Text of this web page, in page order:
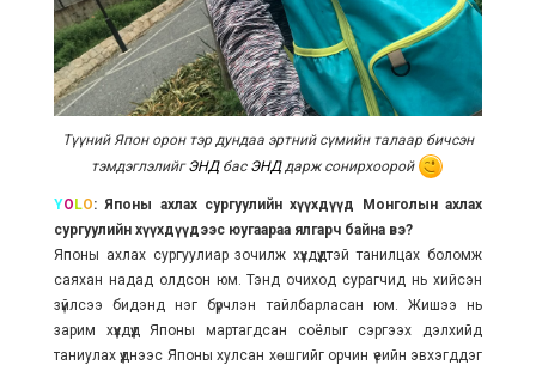
Түүний Япон орон тэр дундаа эртний сүмийн талаар бичсэн
тэмдэглэлийгЭНДбас ЭНДдарж сонирхоорой
YO LO: Японы ахлах сургуулийн хүүхдүүд Монголын ахлах
сургуулийн хүүхдүүдээс юугаараа ялгарч байна вэ?
Японы ахлах сургуулиар зочилж хүүхдүүдтэй танилцах боломж
саяхан надад олдсон юм. Тэнд очиход сурагчид нь хийсэн
зүйлсээ бидэнд нэг бүрчлэн тайлбарласан юм. Жишээ нь
зарим хүүхдүүд Японы мартагдсан соёлыг сэргээх дэлхийд
таниулах үүднээс Японы хулсан хөшгийг орчин үеийн эвхэгддэг